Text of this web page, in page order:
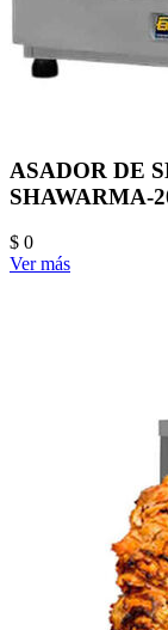
ASADOR DE
SHAWARMA-
$ 0
Ver más